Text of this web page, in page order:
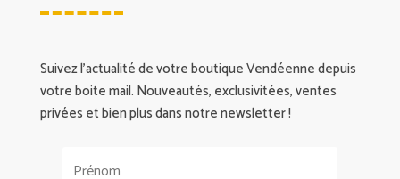
Suivez l’actualité de votre boutique Vendéenne depuis
votre boite mail. Nouveautés, exclusivitées, ventes
privées et bien plus dans notre newsletter !